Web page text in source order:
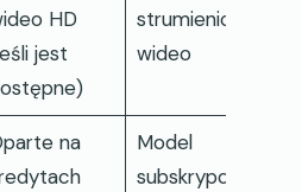
HD
jest
strumieniowanie
wideo
na
Model
subskrypcji